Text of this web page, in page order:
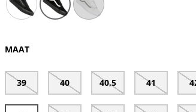
MAAT
39 40 40,5 41